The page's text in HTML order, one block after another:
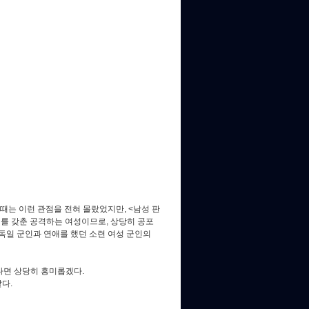
는 이런 관점을 전혀 몰랐었지만, <남성 판
갖춘 공격하는 여성이므로, 상당히 공포
군인과 연애를 했던 소련 여성 군인의
면 상당히 흥미롭겠다.
다.